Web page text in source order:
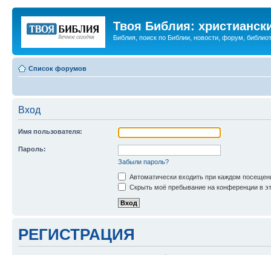
Твоя Библия:
Библия, поиск по Библии, новости, форум,
Список форумов
Вход
Имя пользователя:
Пароль:
Забыли пароль?
Автоматически входить при каждом
Скрыть моё пребывание на конференции в
РЕГИСТРАЦИЯ